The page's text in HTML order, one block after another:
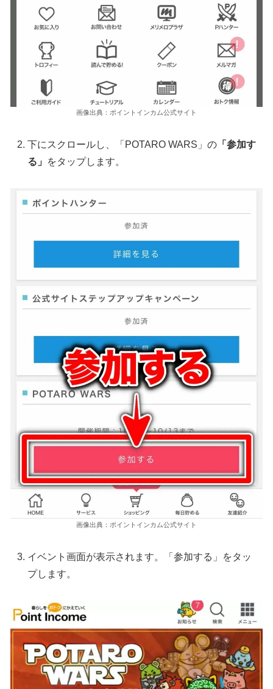
画像出典：ポイントインカム公式サイト
下にスクロールし、「POTARO WARS」の 「参加す
る」
をタップします。
画像出典：ポイントインカム公式サイト
イベント画面が表示されます。「参加する」をタッ
プします。